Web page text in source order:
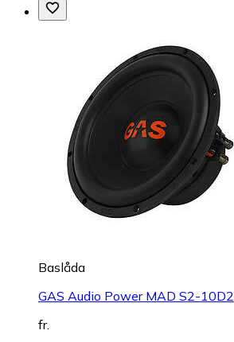
Baslåda
GAS Audio Power MAD S2-10D2
fr.